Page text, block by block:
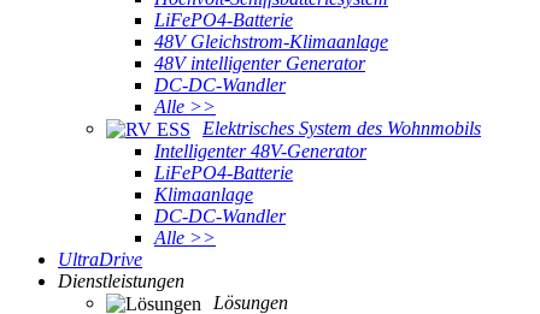
LiFePO4-Batterie
48V Gleichstrom-Klimaanlage
48V intelligenter Generator
DC-DC-Wandler
Alle >>
Elektrisches System des Wohnmobils
Intelligenter 48V-Generator
LiFePO4-Batterie
Klimaanlage
DC-DC-Wandler
Alle >>
UltraDrive
Dienstleistungen
Lösungen